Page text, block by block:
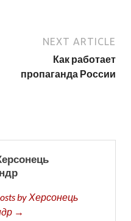
NEXT ARTICLE
Как работает
пропаганда России
by Херсонець
→